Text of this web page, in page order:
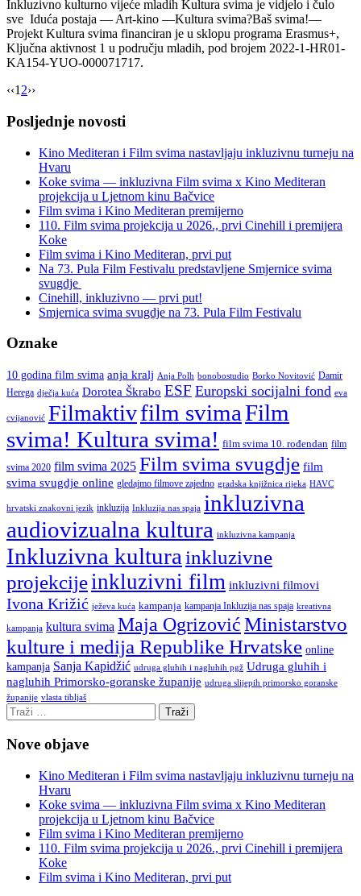
Kino
Katarina,
Pula”
Inkluzivno kulturno vijeće mladih Kultura svima je vidjelo i čulo
sve Iduća postaja — Art-kino —Kultura svima?Baš svima!—
Projekt Kultura svima financiran je u sklopu programa Erasmus+,
Ključna aktivnost 1 u području mladih, pod brojem 2022-1-HR01-
KA154-YUO-000071717.
‹‹1 2››
Posljednje novosti
Kino Mediteran i Film svima nastavljaju inkluzivnu turneju na
Hvaru
Koke svima — inkluzivna Film svima x Kino Mediteran
projekcija u Ljetnom kinu Bačvice
Film svima i Kino Mediteran premijerno
110. Film svima projekcija u 2026., prvi Cinehill i premijera
Koke
Film svima i Kino Mediteran, prvi put
Na 73. Pula Film Festivalu predstavljene Smjernice svima
svugdje
Cinehill, inkluzivno — prvi put!
Smjernica svima svugdje na 73. Pula Film Festivalu
Oznake
10 godina film svima anja kralj Anja Polh bonobostudio Borko Novitović Damir
Herega dječja kuća Dorotea Škrabo ESF Europski socijalni fond eva
cvijanović Filmaktivfilm svimaFilm
svima! Kultura svima! film svima 10. rođendan film
svima 2020 film svima 2025 Film svima svugdje film
svima svugdje online gledajmo filmove zajedno gradska knjižnica rijeka HAVC
hrvatski znakovni jezik inkluzija Inkluzija nas spaja inkluzivna
audiovizualna kultura inkluzivna kampanja
Inkluzivna kultura inkluzivne
projekcijeinkluzivni film inkluzivni filmovi
Ivona Križić ježeva kuća kampanja kampanja Inkluzija nas spaja kreativna
kampanja kultura svima Maja OgrizovićMinistarstvo
kulture i medija Republike Hrvatske online
kampanja Sanja Kapidžić udruga gluhih i nagluhih pgž Udruga gluhih i
nagluhih Primorsko-goranske županije udruga slijepih primorsko goranske
županije vlasta tibljaš
Nove objave
Kino Mediteran i Film svima nastavljaju inkluzivnu turneju na
Hvaru
Koke svima — inkluzivna Film svima x Kino Mediteran
projekcija u Ljetnom kinu Bačvice
Film svima i Kino Mediteran premijerno
110. Film svima projekcija u 2026., prvi Cinehill i premijera
Koke
Film svima i Kino Mediteran, prvi put